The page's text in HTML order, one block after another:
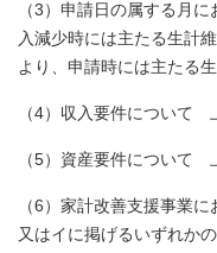
（3）申請日の属する月
入減少時には主たる生計
より、申請時には主たる
（4）収入要件について
（5）資産要件について
（6）家計改善支援事業
又はイに掲げるいずれか